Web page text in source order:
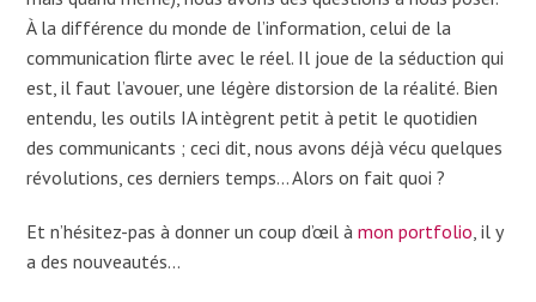
À la différence du monde de l’information, celui de la
communication flirte avec le réel. Il joue de la séduction qui
est, il faut l’avouer, une légère distorsion de la réalité. Bien
entendu, les outils IA intègrent petit à petit le quotidien
des communicants ; ceci dit, nous avons déjà vécu quelques
révolutions, ces derniers temps… Alors on fait quoi ?
Et n’hésitez-pas à donner un coup d’œil àmon portfolio , il y
a des nouveautés…